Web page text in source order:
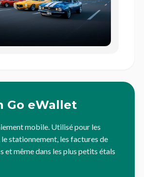
Go eWallet
mobile. Utilisé pour les
le stationnement, les factures de
et même dans les plus petits étals